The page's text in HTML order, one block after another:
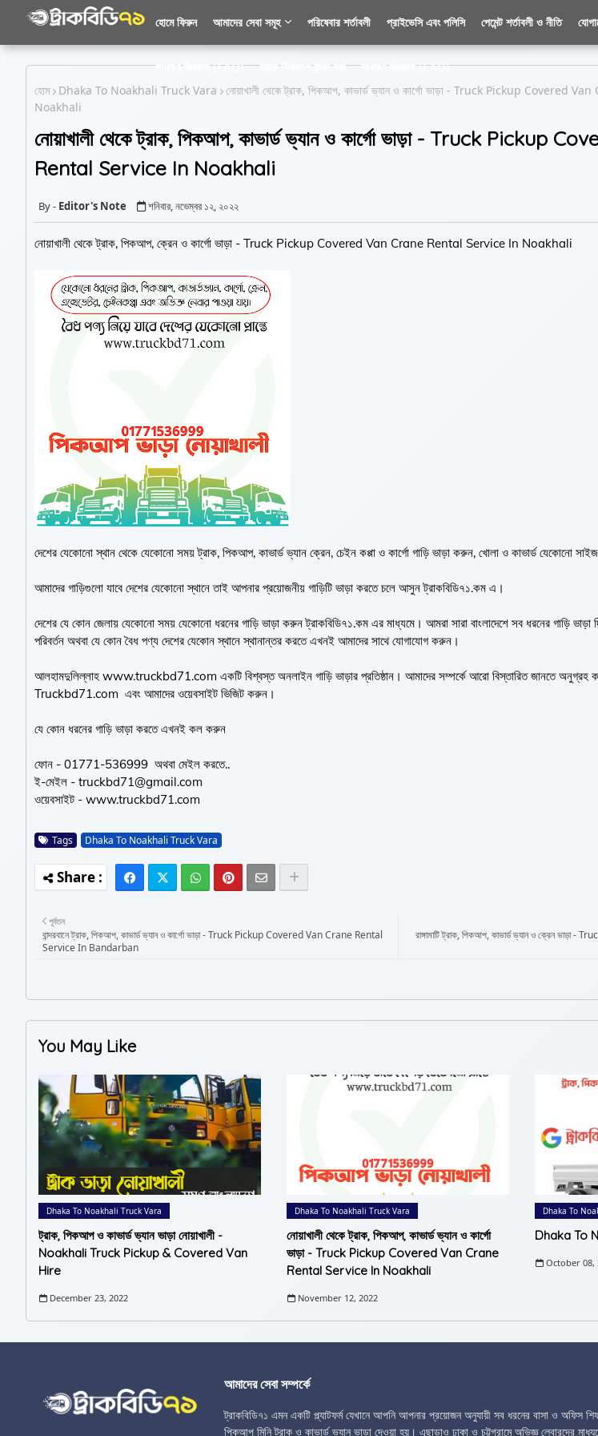
হোমে ফিরুন আমাদের সেবা সমূহ পরিষেবার শর্তাবলী প্রাইভেসি এবং পলিসি পেমেন্ট শর্তাবলী ও নীতি
সাধারণ জিজ্ঞাসা (FAQ) ট্রাক পিকআপ বুকিং ফর্ম
সাধারণ জিজ্ঞাসা (FAQ)
হোম
Dhaka To Noakhali Truck Vara
নোয়াখালী থেকে ট্রাক, পিকআপ, কাভার্ড ভ্যান ও কার্গো ভাড়া - Truck Pickup Covered
Noakhali
নোয়াখালী থেকে ট্রাক, পিকআপ, কাভার্ড ভ্যান ও কার্গো ভাড়া - Truck Pickup
Rental Service In Noakhali
Editor's Note শনিবার, নভেম্বর ১২, ২০২২
নোয়াখালী থেকে ট্রাক, পিকআপ, ক্রেন ও কার্গো ভাড়া - Truck Pickup Covered Van Crane Rental Service In Noakhali
দেশের যেকোনো স্থান থেকে যেকোনো সময় ট্রাক, পিকআপ, কাভার্ড ভ্যান ক্রেন, চেইন কপ্পা ও কার্গো গাড়ি ভাড়া করুন, খোলা ও কাভার্ড যেকোনো
আমাদের গাড়িগুলো যাবে দেশের যেকোনো স্থানে তাই আপনার প্রয়োজনীয় গাড়িটি ভাড়া করতে চলে আসুন ট্রাকবিডি৭১.কম এ।
দেশের যে কোন জেলায় যেকোনো সময় যেকোনো ধরনের গাড়ি ভাড়া করুন ট্রাকবিডি৭১.কম এর মাধ্যমে। আমরা সারা বাংলাদেশে সব ধরনের গাড়ি ভাড়া
পরিবর্তন অথবা যে কোন বৈধ পণ্য দেশের যেকোন স্থানে স্থানান্তর করতে এখনই আমাদের সাথে যোগাযোগ করুন।
আলহামদুলিল্লাহ www.truckbd71.com একটি বিশ্বস্ত অনলাইন গাড়ি ভাড়ার প্রতিষ্ঠান। আমাদের সম্পর্কে আরো বিস্তারিত জানতে অনুগ্রহ
Truckbd71.com এবং আমাদের ওয়েবসাইট ভিজিট করুন।
যে কোন ধরনের গাড়ি ভাড়া করতে এখনই কল করুন
ফোন - 01771-536999 অথবা মেইল করতে..
ই-মেইল - truckbd71@gmail.com
ওয়েবসাইট - www.truckbd71.com
Tags Dhaka To Noakhali Truck Vara
রাঙ্গামাটি ট্রাক, পিকআপ, কাভার্ড ভ্যান ও ক্রেন
পূর্বতন
বান্দরবানে ট্রাক, পিকআপ, কাভার্ড ভ্যান ও কার্গো ভাড়া - Truck Pickup Covered Van Crane Rental
Service In Bandarban
You May Like
Dhaka To Noakhali Truck Vara
ট্রাক, পিকআপ ও কাভার্ড ভ্যান ভাড়া নোয়াখালী -
Noakhali Truck Pickup & Covered Van
Hire
December 23, 2022
Dhaka To Noakhali Truck Vara
নোয়াখালী থেকে ট্রাক, পিকআপ, কাভার্ড ভ্যান ও কার্গো
ভাড়া - Truck Pickup Covered Van Crane
Rental Service In Noakhali
November 12, 2022
Dhaka To
Dhaka To
October 08,
আমাদের সেবা সম্পর্কে
ট্রাকবিডি৭১ এমন একটি প্ল্যাটফর্ম যেখানে আপনি আপনার প্রয়োজন অনুযায়ী সব ধরনের বাসা ও অফিস
পিকআপ মিনি ট্রাক ও কাভার্ড ভ্যান ভাড়া দেওয়া হয়। এছাড়াও ঢাকা ও চট্টগ্রামে অভিজ্ঞ লেবারদের